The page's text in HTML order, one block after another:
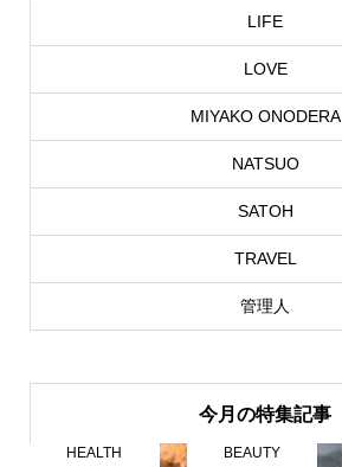
LIFE
LOVE
MIYAKO ONODERA
NATSUO
SATOH
TRAVEL
管理人
今月の特集記事
HEALTH BEAUTY